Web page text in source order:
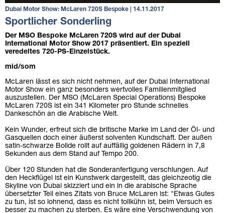
Dubai Motor Show: McLaren 720S Bespoke | 14.11.2017
Sportlicher Sonderling
Der MSO Bespoke McLaren 720S wird auf der Dubai
International Motor Show 2017 präsentiert. Ein speziell
veredeltes 720-PS-Einzelstück.
mid/som
McLaren lässt es sich nicht nehmen, auf der Dubai International
Motor Show ein ganz besonders wertvolles Familienmitglied
auszustellen. Der MSO (McLaren Special Operations) Bespoke
McLaren 720S ist ein 341 Kilometer pro Stunde schnelles
Dankeschön an die Arabische Welt.
Kein Wunder, erfreut sich die britische Marke im Land der Öl- und
Gasquellen doch einer äußerst solventen Kundschaft. Der außen
satin-schwarze Bolide rollt auf auffällig goldenen Rädern in 7,8
Sekunden aus dem Stand auf Tempo 200.
Über 120 Stunden hat die Sonderanfertigung verschlungen. Auf
den Heckflügel ist ein Kunstwerk dargestellt, das gleichzeotig die
Skyline von Dubai skizziert und ein in die arabische Sprache
übersetzter Teil eines Zitats von Bruce McLaren ist: "Etwas Gutes
zu tun, ist so lohnend, dass es nicht tollkühn ist, beim Versuch es
besser zu machen zu sterben. Es wäre eine Verschwendung von